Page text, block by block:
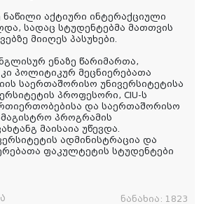
ნაწილი აქტიური ინტერაქციული
სადაც სტუდენტებმა მათთვის
მიიღეს პასუხები.
ენაზე წარიმართა,
პოლიტიკურ მეცნიერებათა
საერთაშორისო უნივერსიტეტისა
პროფესორი, CIU-ს
და საერთაშორისო
პროგრამის
მაისაია უწევდა.
ადმინისტრაცია და
ფაკულტეტის სტუდენტები
ნანახია: 1823